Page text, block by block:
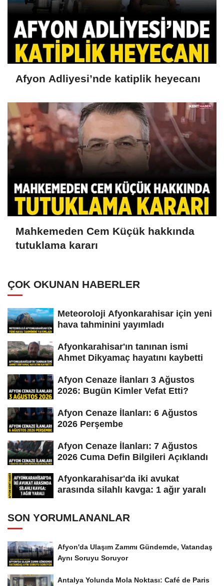
Afyon Adliyesi’nde katiplik heyecanı
Mahkemeden Cem Küçük hakkında
tutuklama kararı
ÇOK OKUNAN HABERLER
Meteoroloji Afyonkarahisar için yeni
hava tahminini yayımladı
Afyonkarahisar'ın tanınan ismi
Ahmet Dikyamaç hayatını kaybetti
Afyon Cenaze İlanları 3 Ağustos
2026: Bugün Kimler Vefat Etti?
Afyon Cenaze İlanları: 6 Ağustos
2026 Perşembe
Afyon Cenaze İlanları: 7 Ağustos
2026 Cuma Defin Bilgileri Açıklandı
Afyonkarahisar'da iki avukat
arasında silahlı kavga: 1 ağır yaralı
SON YORUMLANANLAR
Afyon'da Ulaşım Zammı Gündemde, Vatandaş
Aynı Soruyu Soruyor
Antalya Yolunda Mola Noktası: Café de Paris